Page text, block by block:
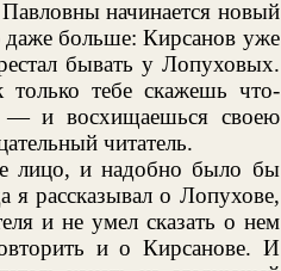
начинается новый
даже больше: Кирсанов уже
бывать у Лопуховых.
только тебе скажешь что-
— и восхищаешься своею
читатель.
лицо, и надобно было бы
я рассказывал о Лопухове,
и не умел сказать о нем
и о Кирсанове. И